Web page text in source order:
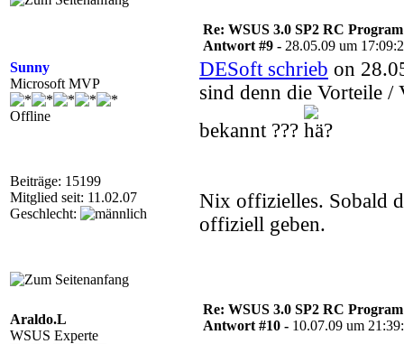
Sunny
Microsoft MVP
Offline
Beiträge: 15199
Mitglied seit: 11.02.07
Geschlecht:
Re: WSUS 3.0 SP2 RC
Antwort #9 - 28.05.09 um
DESoft schrieb on
sind denn die Vorteile /
bekannt ???
Nix offizielles. Sobald
offiziell geben.
Araldo.L
WSUS Experte
Re: WSUS 3.0 SP2 RC
Antwort #10 - 10.07.09 um